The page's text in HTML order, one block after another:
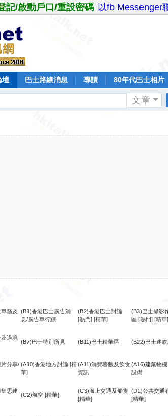
記/啟動戶口/重設密碼 以fb Messenger
壇 巴士路線消息 導讀 80年代巴士相片
文章
務及
(B1)香港巴士廣告消
息/廣告車行踪
(B2)香港巴士討論
[熱門] [精華]
(B3)巴士攝影
區 [熱門] [精華]
過境
(B7)巴士特別所見 (B11)巴士精華區 (B22)巴士迷
分享/ (A10)香港地方討論 [精
華]
(A11)消費著數及飲食
資訊
(A16)建築物
設備
思建
(C2)航空 [精華]
(C3)海上交通及船隻
[精華]
(D1)公共交通
[精華]